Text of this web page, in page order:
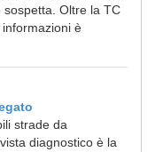
sospetta. Oltre la TC
è
strade da
diagnostico è la